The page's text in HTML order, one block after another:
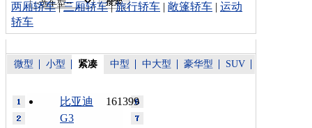
两厢轿车|三厢轿车|旅行轿车 | 敞篷轿车 | 运动
轿车
微型 小型 紧凑 中型 中大型 豪华型 SUV
161399
比亚迪
G3